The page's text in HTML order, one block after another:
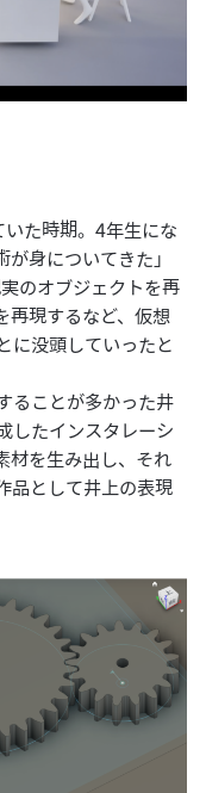
いた時期。4年生にな
身についてきた」
のオブジェクトを再
再現するなど、仮想
に没頭していったと
ることが多かった井
したインスタレーシ
材を生み出し、それ
品として井上の表現